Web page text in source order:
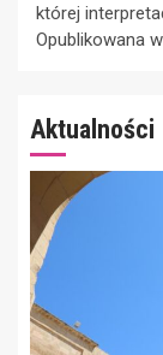
której
Opublikowana
Aktualności